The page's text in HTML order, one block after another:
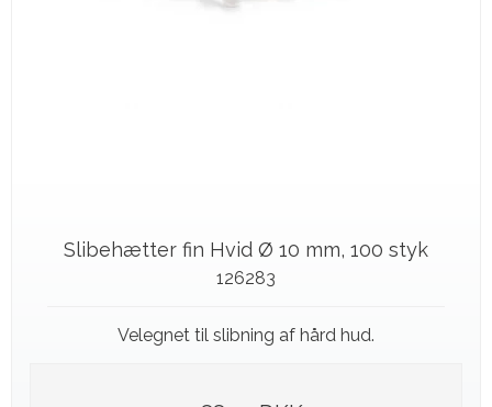
Slibehætter fin Hvid Ø 10 mm, 100 styk
126283
Velegnet til slibning af hård hud.